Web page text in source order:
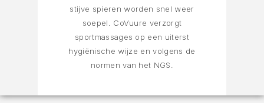
stijve spieren worden snel weer
soepel. CoVuure verzorgt
sportmassages op een uiterst
hygiënische wijze en volgens de
normen van het NGS.